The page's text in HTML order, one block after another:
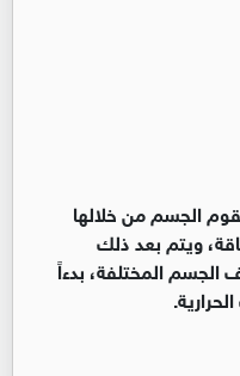
الجسم من خلالها
ويتم بعد ذلك
الجسم المختلفة، بدءاً